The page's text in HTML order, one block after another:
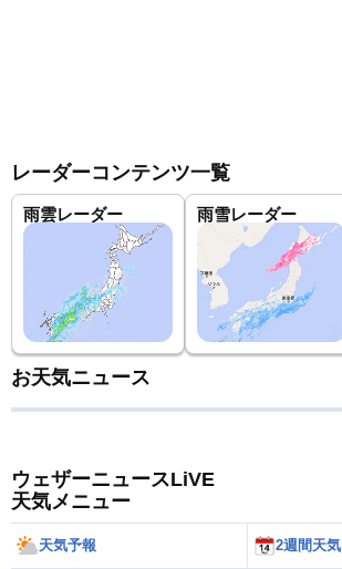
レーダーコンテンツ一覧
雨雲レーダー 雨雪レーダー
お天気ニュース
ウェザーニュースLiVE
天気メニュー
天気予報 2週間天気